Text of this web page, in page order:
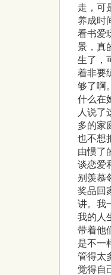
走，可
养成时
看书爱
景，真
生了，
着非要
够了啊
什么在
人说了
多的家
也不想
由惯了
谈恋爱
别羡慕
奖品回
讲。我
我的人
带着他
是不一
管得太
觉得自